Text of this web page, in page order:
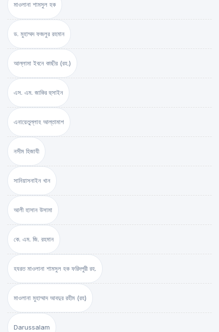
মাওলানা শামসুল হক
ড. মুহাম্মদ ফজলুর রহমান
আল্লামা ইবনে কাছীর (রহ.)
এস. এম. জাকির হুসাইন
এনায়েতুল্লাহ আল্‌তামাশ
নসীম হিজাযী
সানিয়াসনাইন খান
আলী হাসান উসামা
কে. এম. জি. রহমান
হযরত মাওলানা শামসুল হক ফরিদপুরী রহ.
মাওলানা মুহাম্মাদ আবদুর রহীম (রহ)
Darussalam